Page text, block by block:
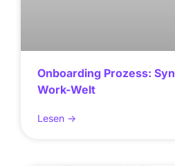
Onboarding Prozess:
Work-Welt
Lesen ->